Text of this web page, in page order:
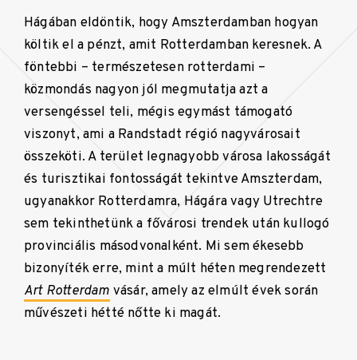
Hágában eldöntik, hogy Amszterdamban hogyan
költik el a pénzt, amit Rotterdamban keresnek. A
föntebbi – természetesen rotterdami –
közmondás nagyon jól megmutatja azt a
versengéssel teli, mégis egymást támogató
viszonyt, ami a Randstadt régió nagyvárosait
összeköti. A terület legnagyobb városa lakosságát
és turisztikai fontosságát tekintve Amszterdam,
ugyanakkor Rotterdamra, Hágára vagy Utrechtre
sem tekinthetünk a fővárosi trendek után kullogó
provinciális másodvonalként. Mi sem ékesebb
bizonyíték erre, mint a múlt héten megrendezett
Art Rotterdam vásár, amely az elmúlt évek során
művészeti hétté nőtte ki magát.